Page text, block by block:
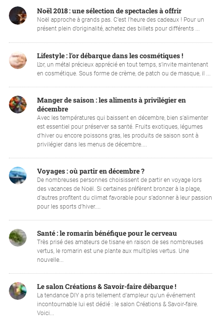
Noël 2018 : une sélection de spectacles à offrir
Noël approche à grands pas. C’est l’heure des cadeaux ! Pour un
présent plein d’originalité, achetez des billets pour différents ...
Lifestyle : l'or débarque dans les cosmétiques !
L’or, un métal précieux apprécié en tout temps, s’invite maintenant
en cosmétique. Sous forme de crème, de patch ou de masque, il ...
Manger de saison : les aliments à privilégier en
décembre
Avec les températures qui baissent en décembre, bien s’alimenter
est essentiel pour préserver sa santé. Fruits exotiques, légumes
d‘hiver ou encore poissons gras, les produits de saison sont à
privilégier dans les menus de décembre....
Voyages : où partir en décembre ?
De nombreuses personnes choisissent de partir en voyage lors
des vacances de Noël. Si certaines préfèrent bronzer à la plage,
d’autres profitent du climat favorable pour s’adonner à leur passion
pour les sports d’hiver....
Santé : le romarin bénéfique pour le cerveau
Très prisé des amateurs de tisane en raison de ses nombreuses
vertus, le romarin est une plante aux multiples vertus. Une
nouvelle...
Le salon Créations & Savoir-faire débarque !
La tendance DIY a pris tellement d'ampleur qu'un événement
incontournable lui est dédié : le salon Créations & Savoir-faire.
Voici...